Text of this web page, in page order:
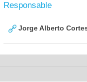
Responsable
Jorge Alberto